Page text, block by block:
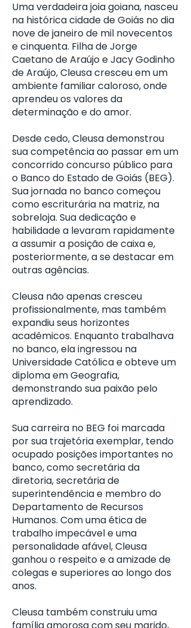
Uma verdadeira joia goiana, nasceu
na histórica cidade de Goiás no dia
nove de janeiro de mil novecentos
e cinquenta. Filha de Jorge
Caetano de Araújo e Jacy Godinho
de Araújo, Cleusa cresceu em um
ambiente familiar caloroso, onde
aprendeu os valores da
determinação e do amor.
Desde cedo, Cleusa demonstrou
sua competência ao passar em um
concorrido concurso público para
o Banco do Estado de Goiás (BEG).
Sua jornada no banco começou
como escriturária na matriz, na
sobreloja. Sua dedicação e
habilidade a levaram rapidamente
a assumir a posição de caixa e,
posteriormente, a se destacar em
outras agências.
Cleusa não apenas cresceu
profissionalmente, mas também
expandiu seus horizontes
acadêmicos. Enquanto trabalhava
no banco, ela ingressou na
Universidade Católica e obteve um
diploma em Geografia,
demonstrando sua paixão pelo
aprendizado.
Sua carreira no BEG foi marcada
por sua trajetória exemplar, tendo
ocupado posições importantes no
banco, como secretária da
diretoria, secretária de
superintendência e membro do
Departamento de Recursos
Humanos. Com uma ética de
trabalho impecável e uma
personalidade afável, Cleusa
ganhou o respeito e a amizade de
colegas e superiores ao longo dos
anos.
Cleusa também construiu uma